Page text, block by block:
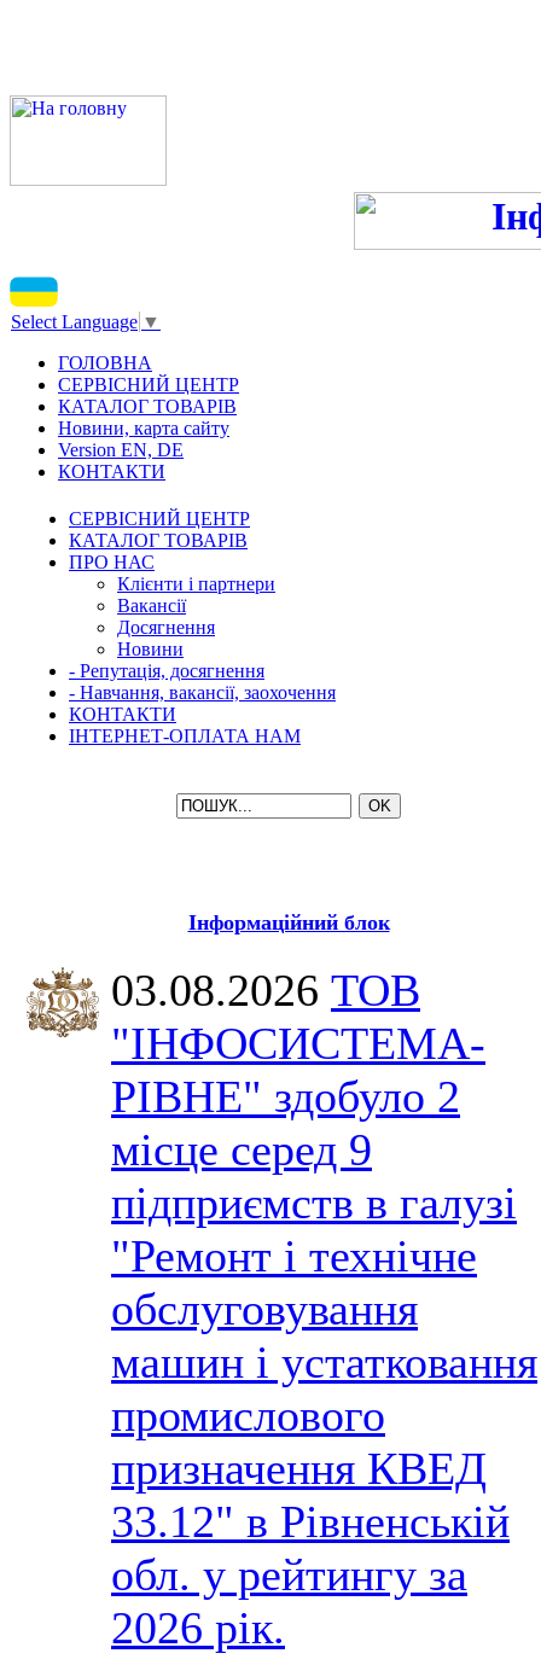
Select Language ▼
ГОЛОВНА
СЕРВІСНИЙ ЦЕНТР
КАТАЛОГ ТОВАРІВ
Новини, карта сайту
Version EN, DE
КОНТАКТИ
СЕРВІСНИЙ ЦЕНТР
КАТАЛОГ ТОВАРІВ
ПРО НАС
Клієнти і партнери
Вакансії
Досягнення
Новини
- Репутація, досягнення
- Навчання, вакансії, заохочення
КОНТАКТИ
ІНТЕРНЕТ-ОПЛАТА НАМ
Інформаційний блок
03.08.2026 ТОВ
"ІНФОСИСТЕМА-
РІВНЕ" здобуло 2
місце серед 9
підприємств в галузі
"Ремонт і технічне
обслуговування
машин і устатковання
промислового
призначення КВЕД
33.12" в Рівненській
обл. у рейтингу за
2026 рік.